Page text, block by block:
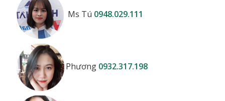
Ms Tú 0948.029.111
Phương 0932.317.198